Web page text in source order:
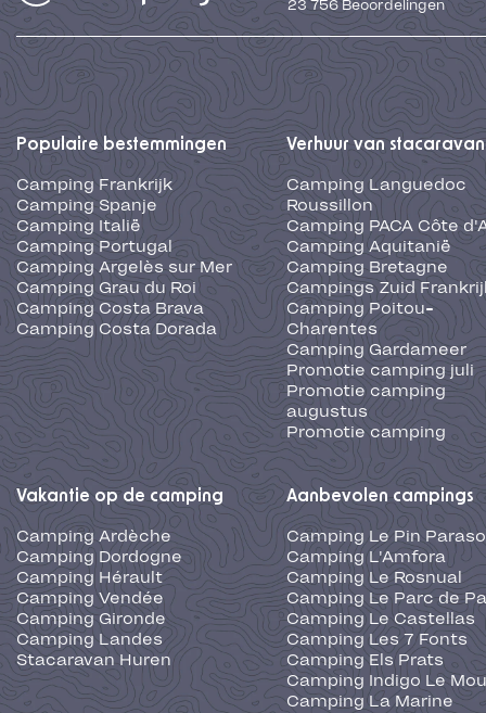
23 756Beoordelingen
Populaire bestemmingen
Camping Frankrijk
Camping Spanje
Camping Italië
Camping Portugal
Camping Argelès sur Mer
Camping Grau du Roi
Camping Costa Brava
Camping Costa Dorada
Verhuur van
Camping Languedoc
Roussillon
Camping PACA Côte
Camping Aquitanië
Camping Bretagne
Campings Zuid
Camping Poitou-
Charentes
Camping Gardameer
Promotie camping juli
Promotie camping
augustus
Promotie camping
Vakantie op de camping
Camping Ardèche
Camping Dordogne
Camping Hérault
Camping Vendée
Camping Gironde
Camping Landes
Stacaravan Huren
Aanbevolen campings
Camping Le Pin
Camping L'Amfora
Camping Le Rosnual
Camping Le Parc de
Camping Le Castellas
Camping Les 7 Fonts
Camping Els Prats
Camping Indigo Le
Camping La Marine